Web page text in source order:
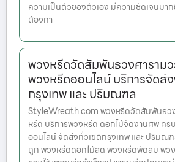
ความเป็นตัวของตัวเอง มีความชัดเจนมา
ต้องกา
พวงหรีดวัดสัมพันธวงศาราม
พวงหรีดออนไลน์ บริการจัดส่
กรุงเทพ และ ปริมณฑล
StyleWreath.com พวงหรีดวัดสัมพันธวง
หรีด บริการพวงหรีด ดอกไม้จัดงานศพ คร
ออนไลน์ จัดส่งทั่วเขตกรุงเทพ และ ปริมณ
ถูก พวงหรีดดอกไม้สด พวงหรีดพัดลม พว